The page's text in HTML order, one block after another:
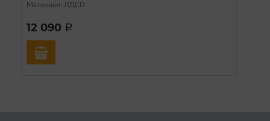
Материал: ЛДСП
12 090 a